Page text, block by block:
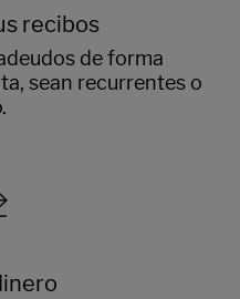
recibos
de forma
sean recurrentes o